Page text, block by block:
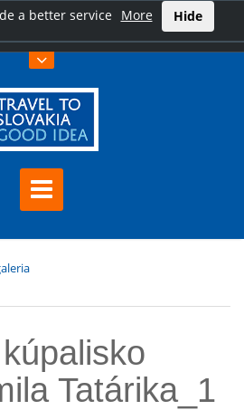
a better service More Hide
Tatárika_1